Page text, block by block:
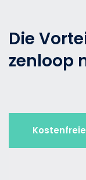
Die
zenloop